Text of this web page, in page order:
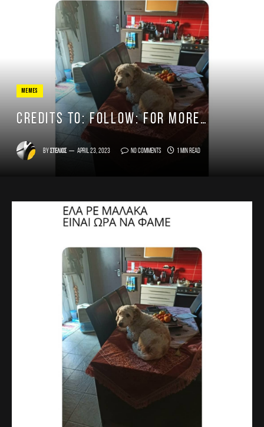
MEMES
Credits to: FOLLOW: for more…
By Στέλιος April 23, 2023 No Comments 1 Min Read